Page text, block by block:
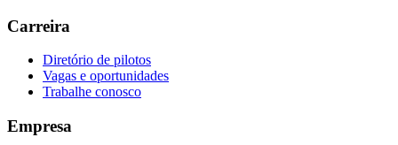
Carreira
Diretório de pilotos
Vagas e oportunidades
Trabalhe conosco
Empresa